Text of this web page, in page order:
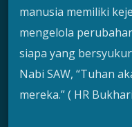
manusia memiliki
mengelola
siapa yang
Nabi SAW, “Tuhan
mereka.” ( HR